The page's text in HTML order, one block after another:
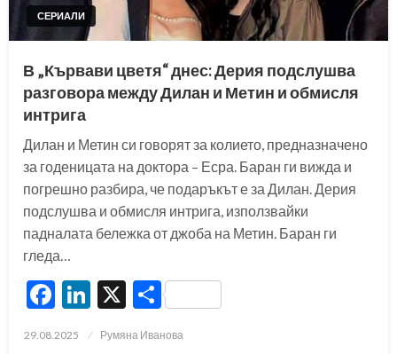
СЕРИАЛИ
В „Кървави цветя“ днес: Дерия подслушва
разговора между Дилан и Метин и обмисля
интрига
Дилан и Метин си говорят за колието, предназначено
за годеницата на доктора – Есра. Баран ги вижда и
погрешно разбира, че подаръкът е за Дилан. Дерия
подслушва и обмисля интрига, използвайки
падналата бележка от джоба на Метин. Баран ги
гледа…
Facebook
LinkedIn
X Share
Posted
29.08.2025 Румяна Иванова